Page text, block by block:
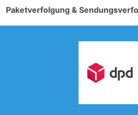
Paketverfolgung &